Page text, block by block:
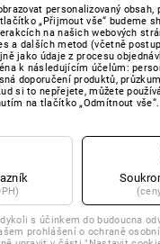
ochranná membrána
jako bezpečnostní stupeň
ochranná membrána
existují nové
personalizovaný obsah,
„Přijmout vše“ budeme
na našich webových
a dalších metod (včetně
jako údaje z procesu
k následujícím účelům:
doporučení produktů,
si to nepřejete, můžete
na tlačítko „Odmítnout vše“.
s účinkem do budoucna
prohlášení o ochraně